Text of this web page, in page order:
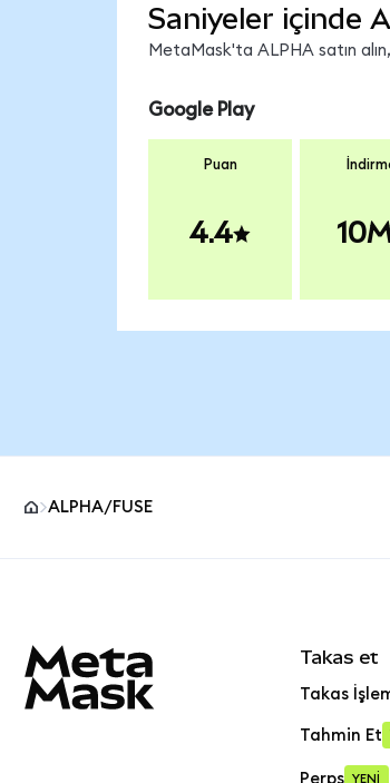
Saniyeler içinde
MetaMask'ta ALPHA satın
Google Play
Puan
4.4
ALPHA/FUSE
Takas et
Takas
Tahmin Et
Perps YENİ